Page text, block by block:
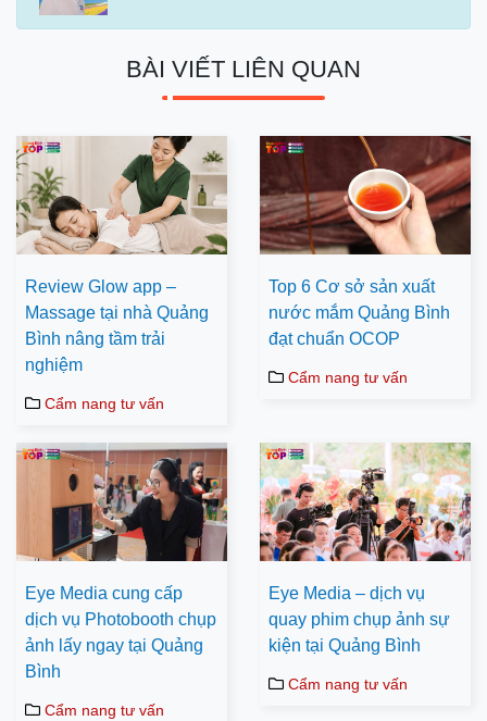
BÀI VIẾT LIÊN QUAN
Review Glow app –
Massage tại nhà Quảng
Bình nâng tầm trải
nghiệm
Cẩm nang tư vấn
Top 6 Cơ sở sản xuất
nước mắm Quảng Bình
đạt chuẩn OCOP
Cẩm nang tư vấn
Eye Media cung cấp
dịch vụ Photobooth chụp
ảnh lấy ngay tại Quảng
Bình
Cẩm nang tư vấn
Eye Media – dịch vụ
quay phim chụp ảnh sự
kiện tại Quảng Bình
Cẩm nang tư vấn